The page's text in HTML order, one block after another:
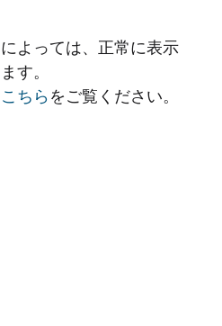
よっては、正常に表示
す。
こちら をご覧ください。